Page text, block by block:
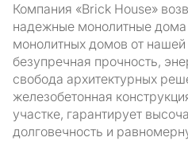
Компания «Brick House»
надежные монолитные
монолитных домов от
безупречная прочность,
свобода архитектурных
железобетонная
участке, гарантирует
долговечность и